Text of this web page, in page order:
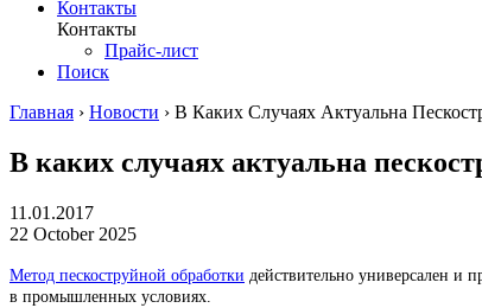
Контакты
Контакты
Прайс-лист
Поиск
Главная › Новости › В Каких Случаях Актуальна
В каких случаях актуальна
11.01.2017
22 October 2025
Метод пескоструйной обработки действительно универсален и
в промышленных условиях.